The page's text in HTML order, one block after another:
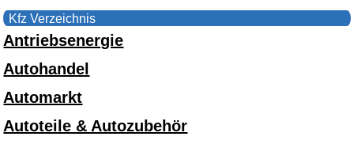
Kfz Verzeichnis
Antriebsenergie
Autohandel
Automarkt
Autoteile & Autozubehör